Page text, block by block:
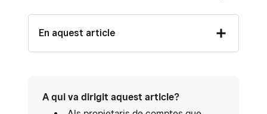
En aquest article
A qui va dirigit aquest article?